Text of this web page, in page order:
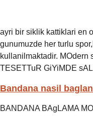
ayri bir siklik kattiklari en
gunumuzde her turlu
kullanilmaktadir. MOdern
TESETTuR GiYiMDE
Bandana nasil
BANDANA BAgLAMA